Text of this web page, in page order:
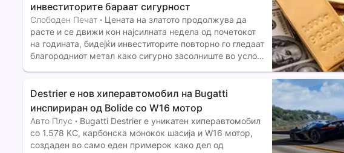
инвеститорите бараат сигурност
Слободен Печат · Цената на златото продолжува да
расте и се движи кон најсилната недела од почетокот
на годината, бидејќи инвеститорите повторно го гледаат
благородниот метал како сигурно засолниште во услови
Destrier е нов хиперавтомобил на Bugatti
инспириран од Bolide со W16 мотор
Авто Плус · Bugatti Destrier е уникатен хиперавтомобил
со 1.578 КС, карбонска монокок шасија и W16 мотор,
создаден во само еден примерок како дел од